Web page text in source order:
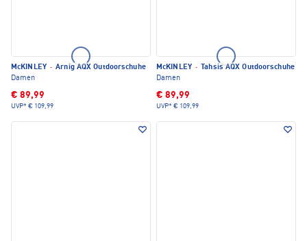
McKINLEY · Arnig AQX Outdoorschuhe
Damen
€ 89,99
UVP* € 109,99
McKINLEY ·
Tahsis AQX Outdoorschuhe
Damen
€ 89,99
UVP* € 109,99